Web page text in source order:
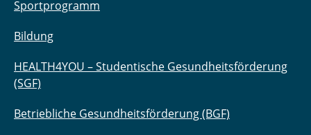
Sportprogramm
Bildung
HEALTH4YOU – Studentische Gesundheitsförderung
(SGF)
Betriebliche Gesundheitsförderung (BGF)